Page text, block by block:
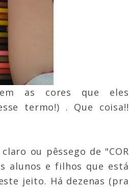
as cores que eles
termo!) . Que coisa!!
ou pêssego de "COR
alunos e filhos que está
jeito. Há dezenas (pra